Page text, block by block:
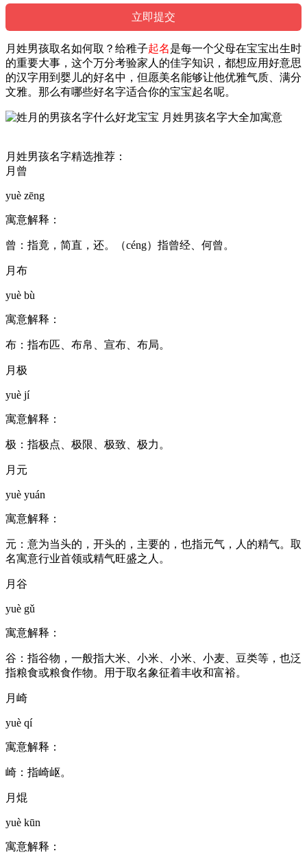
月姓男孩取名如何取？给稚子起名是每一个父母在宝宝出生时
的重要大事，这个万分考验家人的佳字知识，都想应用好意思
的汉字用到婴儿的好名中，但愿美名能够让他优雅气质、满分
文雅。那么有哪些好名字适合你的宝宝起名呢。
月姓男孩名字精选推荐：
月曾
yuè zēng
寓意解释：
曾：指竟，简直，还。（céng）指曾经、何曾。
月布
yuè bù
寓意解释：
布：指布匹、布帛、宣布、布局。
月极
yuè jí
寓意解释：
极：指极点、极限、极致、极力。
月元
yuè yuán
寓意解释：
元：意为当头的，开头的，主要的，也指元气，人的精气。取
名寓意行业首领或精气旺盛之人。
月谷
yuè gǔ
寓意解释：
谷：指谷物，一般指大米、小米、小米、小麦、豆类等，也泛
指粮食或粮食作物。用于取名象征着丰收和富裕。
月崎
yuè qí
寓意解释：
崎：指崎岖。
月焜
yuè kūn
寓意解释：